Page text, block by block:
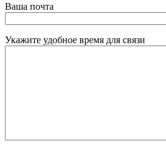
Ваша почта
Укажите удобное время для связи